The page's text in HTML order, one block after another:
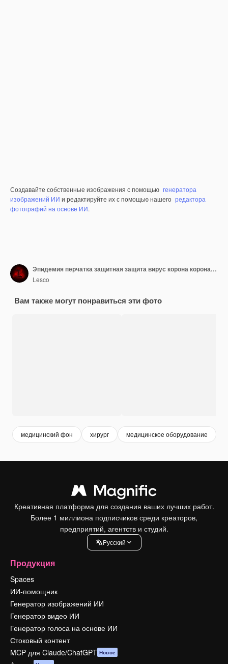
Создавайте собственные изображения с помощью генератора
изображений ИИ и редактируйте их с помощью нашего редактора
фотографий на основе ИИ.
Эпидемия перчатка защитная защита вирус корона коронавирус бумажная заметка этикетка сообщение знак
Lesco
Вам также могут понравиться эти фото
медицинский фон хирург медицинское оборудование
Креативная платформа для создания ваших лучших работ.
Более 1 миллиона подписчиков среди креаторов,
предприятий, агентств и студий.
Pусский
Продукция
Spaces
ИИ-помощник
Генератор изображений ИИ
Генератор видео ИИ
Генератор голоса на основе ИИ
Стоковый контент
MCP для Claude/ChatGPT Новое